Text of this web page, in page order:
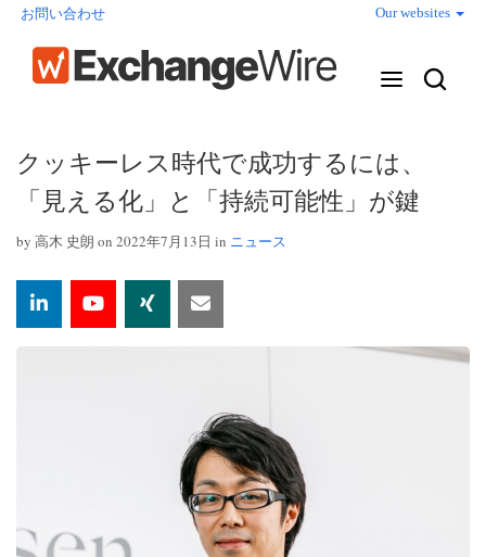
お問い合わせ Our websites
クッキーレス時代で成功するには、
「見える化」と「持続可能性」が鍵
by 高木 史朗 on 2022年7月13日 in ニュース